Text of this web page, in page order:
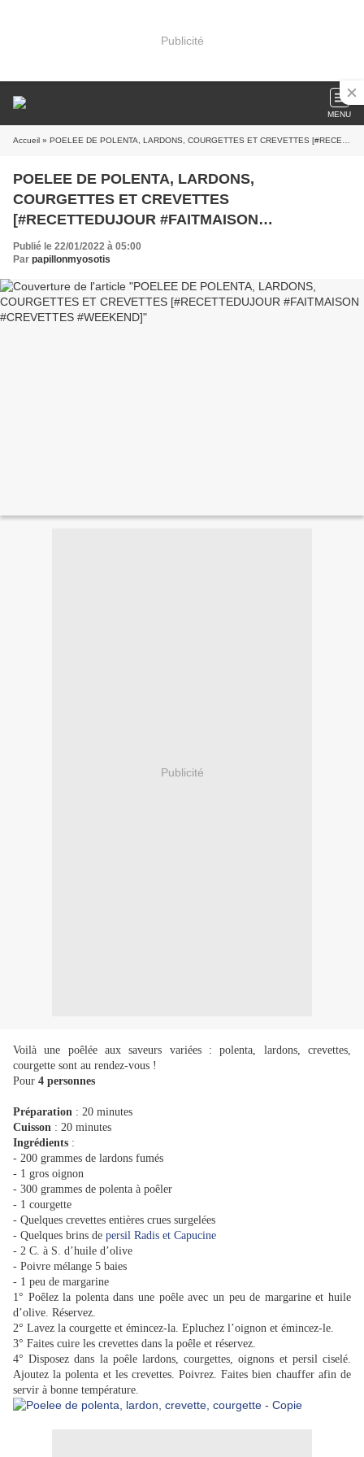
Publicité
MENU
Accueil » POELEE DE POLENTA, LARDONS, COURGETTES ET CREVETTES [#RECETTEDUJOUR #FAITMAISON #CREVETTES #WEEKEND]
POELEE DE POLENTA, LARDONS,
COURGETTES ET CREVETTES
[#RECETTEDUJOUR #FAITMAISON
#CREVETTES #WEEKEND]
Publié le 22/01/2022 à 05:00
Par papillonmyosotis
Publicité
Voilà une poêlée aux saveurs variées : polenta, lardons, crevettes,
courgette sont au rendez-vous !
Pour 4 personnes
Préparation : 20 minutes
Cuisson : 20 minutes
Ingrédients :
- 200 grammes de lardons fumés
- 1 gros oignon
- 300 grammes de polenta à poêler
- 1 courgette
- Quelques crevettes entières crues surgelées
- Quelques brins de persil Radis et Capucine
- 2 C. à S. d’huile d’olive
- Poivre mélange 5 baies
- 1 peu de margarine
1° Poêlez la polenta dans une poêle avec un peu de margarine et huile
d’olive. Réservez.
2° Lavez la courgette et émincez-la. Epluchez l’oignon et émincez-le.
3° Faites cuire les crevettes dans la poêle et réservez.
4° Disposez dans la poêle lardons, courgettes, oignons et persil ciselé.
Ajoutez la polenta et les crevettes. Poivrez. Faites bien chauffer afin de
servir à bonne température.